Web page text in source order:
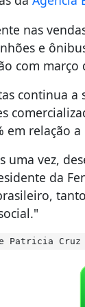
nas
e
com
continua a
em relação a
uma vez,
da
Patricia Cruz